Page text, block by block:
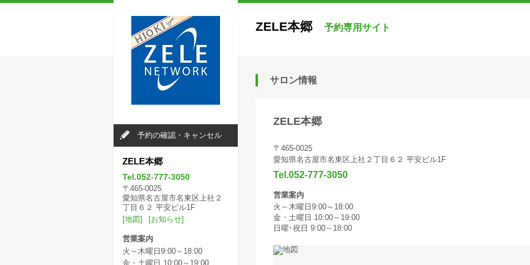
ZELE本郷 予約専用サイト
サロン情報
ZELE本郷
〒465-0025
愛知県名古屋市名東区上社２丁目６２ 平安ビル1F
Tel.052-777-3050
営業案内
火～木曜日9:00～18:00
金・土曜日 10:00～19:00
日曜･祝日 9:00～18:00
予約の確認・キャンセル
ZELE本郷
Tel.052-777-3050
〒465-0025
愛知県名古屋市名東区上社２
丁目６２ 平安ビル1F
[地図]
[お知らせ]
営業案内
火～木曜日9:00～18:00
金・土曜日 10:00～19:00